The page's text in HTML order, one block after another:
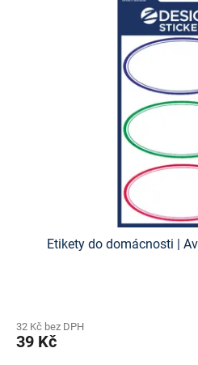
Etikety do domácnosti |
32 Kč bez DPH
39 Kč